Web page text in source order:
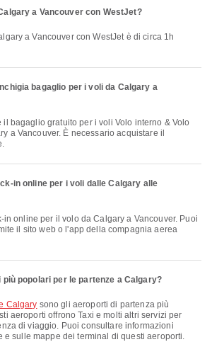
a Vancouver con WestJet?
bagaglio per i voli da Calgary a
a Vancouver. È necessario acquistare il
in online per i voli dalle Calgary alle
il sito web o l'app della compagnia aerea
popolari per le partenze a Calgary?
Calgary sono gli aeroporti di partenza più
aeroporti offrono Taxi e molti altri servizi per
di viaggio. Puoi consultare informazioni
e sulle mappe dei terminal di questi aeroporti.